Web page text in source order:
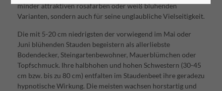
minder attraktiven rosafarben oder weiß blühenden
Varianten, sondern auch für seine unglaubliche Vielseitigkeit.
Die mit 5-20 cm niedrigsten der vorwiegend im Mai oder
Juni blühenden Stauden begeistern als allerliebste
Bodendecker, Steingartenbewohner, Mauerblümchen oder
Topfschmuck. Ihre halbhohen und hohen Schwestern (30-45
cm bzw. bis zu 80 cm) entfalten im Staudenbeet ihre geradezu
hypnotische Wirkung. Die meisten wachsen horstartig und